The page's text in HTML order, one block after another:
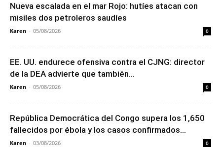
Nueva escalada en el mar Rojo: hutíes atacan con
misiles dos petroleros saudíes
Karen - 05/08/2026 0
EE. UU. endurece ofensiva contra el CJNG: director
de la DEA advierte que también...
Karen - 05/08/2026 0
República Democrática del Congo supera los 1,650
fallecidos por ébola y los casos confirmados...
Karen - 03/08/2026 0